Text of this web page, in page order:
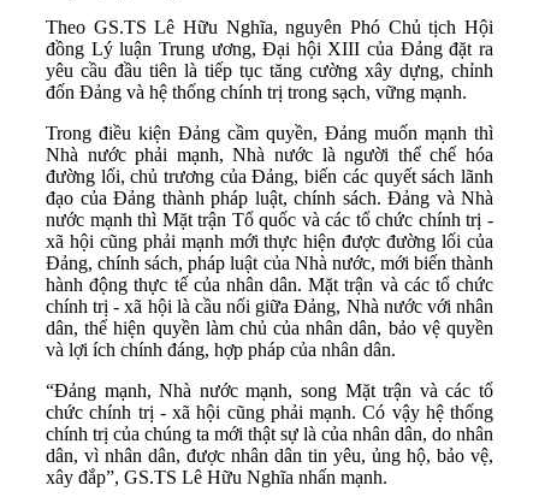
Theo GS.TS Lê Hữu Nghĩa, nguyên Phó Chủ tịch Hội
đồng Lý luận Trung ương, Đại hội XIII của Đảng đặt ra
yêu cầu đầu tiên là tiếp tục tăng cường xây dựng, chỉnh
đốn Đảng và hệ thống chính trị trong sạch, vững mạnh.
Trong điều kiện Đảng cầm quyền, Đảng muốn mạnh thì
Nhà nước phải mạnh, Nhà nước là người thể chế hóa
đường lối, chủ trương của Đảng, biến các quyết sách lãnh
đạo của Đảng thành pháp luật, chính sách. Đảng và Nhà
nước mạnh thì Mặt trận Tổ quốc và các tổ chức chính trị -
xã hội cũng phải mạnh mới thực hiện được đường lối của
Đảng, chính sách, pháp luật của Nhà nước, mới biến thành
hành động thực tế của nhân dân. Mặt trận và các tổ chức
chính trị - xã hội là cầu nối giữa Đảng, Nhà nước với nhân
dân, thể hiện quyền làm chủ của nhân dân, bảo vệ quyền
và lợi ích chính đáng, hợp pháp của nhân dân.
“Đảng mạnh, Nhà nước mạnh, song Mặt trận và các tổ
chức chính trị - xã hội cũng phải mạnh. Có vậy hệ thống
chính trị của chúng ta mới thật sự là của nhân dân, do nhân
dân, vì nhân dân, được nhân dân tin yêu, ủng hộ, bảo vệ,
xây đắp”, GS.TS Lê Hữu Nghĩa nhấn mạnh.